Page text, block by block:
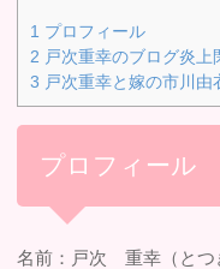
1 プロフィール
2 戸次重幸のブログ炎
3 戸次重幸と嫁の市川
プロフィール
名前：戸次 重幸（とつ